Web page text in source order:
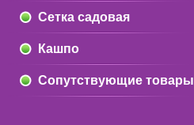
Сетка садовая
Кашпо
Сопутствующие товары